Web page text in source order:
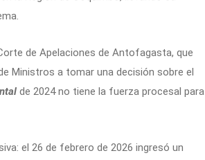
de Apelaciones de Antofagasta, que
Ministros a tomar una decisión sobre el
de 2024 no tiene la fuerza procesal para
el 26 de febrero de 2026 ingresó un